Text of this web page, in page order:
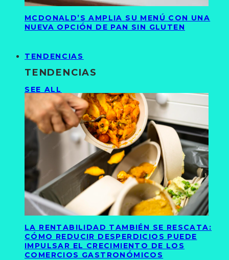
MCDONALD’S AMPLIA SU MENÚ CON UNA
NUEVA OPCIÓN DE PAN SIN GLUTEN
TENDENCIAS
TENDENCIAS
SEE ALL
LA RENTABILIDAD TAMBIÉN SE RESCATA:
CÓMO REDUCIR DESPERDICIOS PUEDE
IMPULSAR EL CRECIMIENTO DE LOS
COMERCIOS GASTRONÓMICOS